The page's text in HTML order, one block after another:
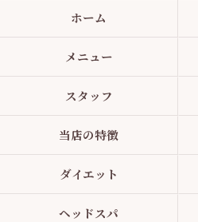
ホーム
メニュー
スタッフ
当店の特徴
ダイエット
ヘッドスパ